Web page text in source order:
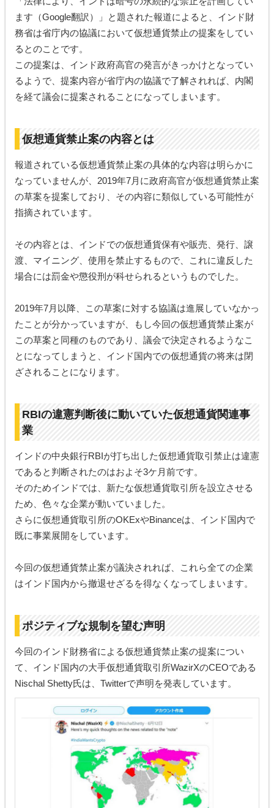
ます（Google翻訳）」と題された報道によると、インド財
務省は省庁内の協議において仮想通貨禁止の提案をしてい
るとのことです。
この提案は、インド政府高官の発言がきっかけとなってい
るようで、提案内容が省庁内の協議で了解されれば、内閣
を経て議会に提案されることになってしまいます。
仮想通貨禁止案の内容とは
報道されている仮想通貨禁止案の具体的な内容は明らかに
なっていませんが、2019年7月に政府高官が仮想通貨禁止案
の草案を提案しており、その内容に類似している可能性が
指摘されています。
その内容とは、インドでの仮想通貨保有や販売、発行、譲
渡、マイニング、使用を禁止するもので、これに違反した
場合には罰金や懲役刑が科せられるというものでした。
2019年7月以降、この草案に対する協議は進展していなかっ
たことが分かっていますが、もし今回の仮想通貨禁止案が
この草案と同種のものであり、議会で決定されるようなこ
とになってしまうと、インド国内での仮想通貨の将来は閉
ざされることになります。
RBIの違憲判断後に動いていた仮想通貨関連事
業
インドの中央銀行RBIが打ち出した仮想通貨取引禁止は違憲
であると判断されたのはおよそ3ケ月前です。
そのためインドでは、新たな仮想通貨取引所を設立させる
ため、色々な企業が動いていました。
さらに仮想通貨取引所のOKExやBinanceは、インド国内で
既に事業展開をしています。
今回の仮想通貨禁止案が議決されれば、これら全ての企業
はインド国内から撤退せざるを得なくなってしまいます。
ポジティブな規制を望む声明
今回のインド財務省による仮想通貨禁止案の提案につい
て、インド国内の大手仮想通貨取引所WazirXのCEOである
Nischal Shetty氏は、Twitterで声明を発表しています。